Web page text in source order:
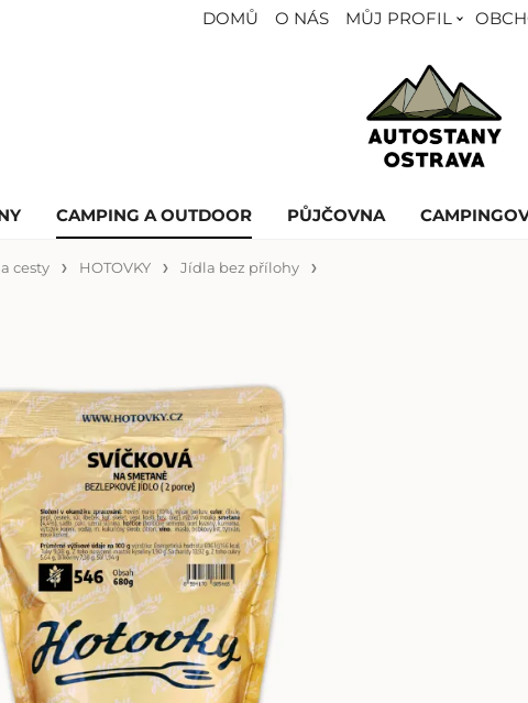
DOMŮ O NÁS MŮJ PROFIL
CAMPING A OUTDOOR PŮJČOVNA
cesty HOTOVKY Jídla bez přílohy